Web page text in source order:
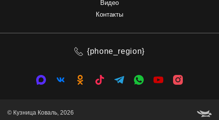
Видео
Контакты
{phone_region}
© Кузница Коваль, 2026